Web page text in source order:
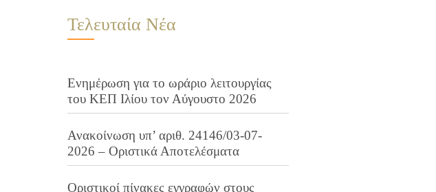
Τελευταία Νέα
Ενημέρωση για το ωράριο λειτουργίας
του ΚΕΠ Ιλίου τον Αύγουστο 2026
Ανακοίνωση υπ’ αριθ. 24146/03-07-
2026 – Οριστικά Αποτελέσματα
Οριστικοί πίνακες εγγραφών στους